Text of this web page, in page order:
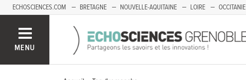
ECHOSCIENCES.COM BRETAGNE NOUVELLE-AQUITAINE LOIRE OCCITANIE
MENU